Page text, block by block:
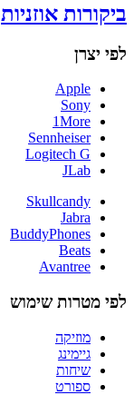
ביקורות אוזניות
לפי יצרן
Apple
Sony
1More
Sennheiser
Logitech G
JLab
Skullcandy
Jabra
BuddyPhones
Beats
Avantree
לפי מטרות שימוש
מוזיקה
גיימינג
שיחות
ספורט